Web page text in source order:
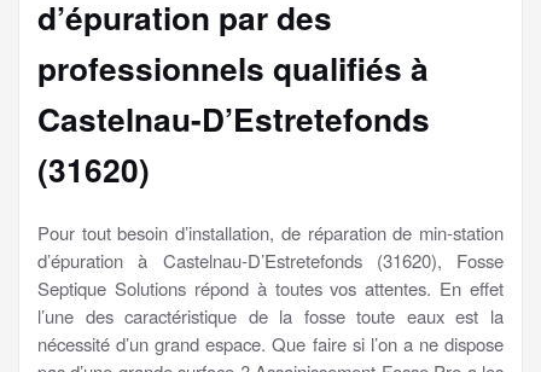
d’épuration par des
professionnels qualifiés à
Castelnau-D’Estretefonds
(31620)
Pour tout besoin d’installation, de réparation de min-station
d’épuration à Castelnau-D’Estretefonds (31620), Fosse
Septique Solutions répond à toutes vos attentes. En effet
l’une des caractéristique de la fosse toute eaux est la
nécessité d’un grand espace. Que faire si l’on a ne dispose